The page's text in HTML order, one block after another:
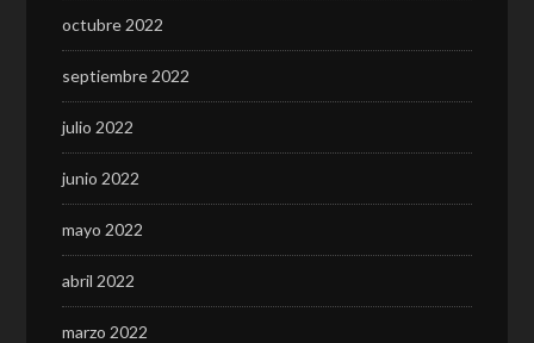
octubre 2022
septiembre 2022
julio 2022
junio 2022
mayo 2022
abril 2022
marzo 2022